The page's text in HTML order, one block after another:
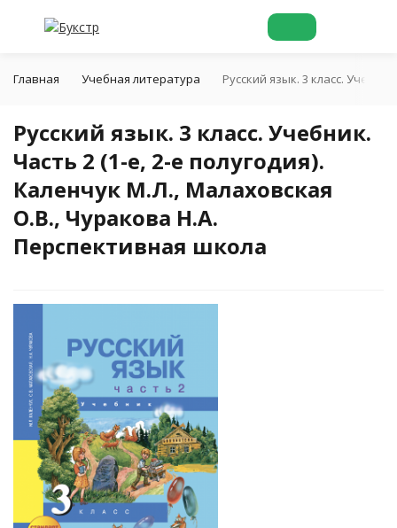
Главная Учебная литература Русский язык. 3 класс.
Русский язык. 3 класс. Учебник.
Часть 2 (1-е, 2-е полугодия).
Каленчук М.Л., Малаховская
О.В., Чуракова Н.А.
Перспективная школа